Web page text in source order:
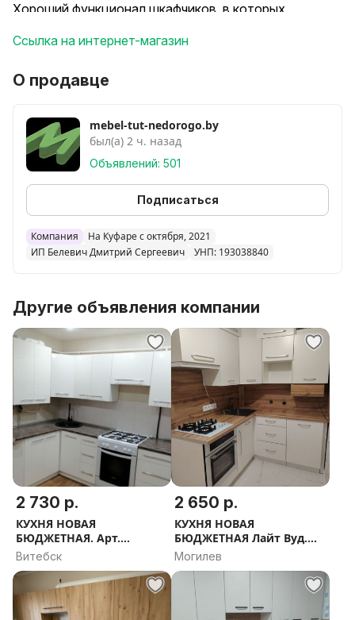
Хороший функционал шкафчиков, в которых
Модули кухни могут быть собраны под ваш запрос -
тоже адаптируется под ваше желание.
нужный размер кухни.
Материал фасадов - ЛДСП. Немаркий, устойчивый к
царапинам материал.
По желанию клиента возможна доставка
Купить кухню. Купить недорогую кухню. Купить
кухню цены. Купить угловую кухню. Готовые кухни
купить. Купить кухню фото. Купить кухню фото цены
Ссылка на интернет-магазин
О продавце
mebel-tut-nedorogo.by
был(а) 2 ч. назад
Объявлений: 501
Подписаться
Компания
На Куфаре с октября, 2021
ИП Белевич Дмитрий Сергеевич
УНП: 193038840
Другие объявления компании
2 730 р.
КУХНЯ НОВАЯ
БЮДЖЕТНАЯ. Арт.
РАССРОЧКА, ДОСТАВКА,
Витебск
2 650 р.
КУХНЯ НОВАЯ
БЮДЖЕТНАЯ Лайт Вуд.
РАССРОЧКА, ДОСТАВКА,
Могилев